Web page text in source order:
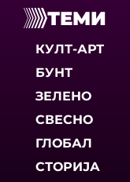
ТЕМИ
КУЛТ-АРТ
БУНТ
ЗЕЛЕНО
СВЕСНО
ГЛОБАЛ
СТОРИЈА